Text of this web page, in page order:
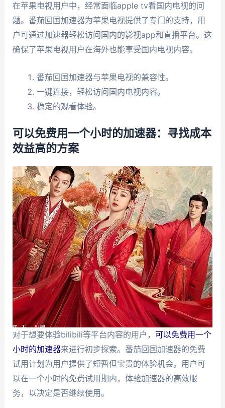
在苹果电视用户中，经常面临apple tv看国内电视的问
题。番茄回国加速器为苹果电视提供了专门的支持，用
户可通过加速器轻松访问国内的影视app和直播平台。这
确保了苹果电视用户在海外也能享受国内电视内容。
番茄回国加速器与苹果电视的兼容性。
一键连接，轻松访问国内电视内容。
稳定的观看体验。
可以免费用一个小时的加速器：寻找成本
效益高的方案
对于想要体验bilibili等平台内容的用户， 可以免费用一个
小时的加速器来进行初步探索。番茄回国加速器的免费
试用计划为用户提供了短暂但宝贵的体验机会。用户可
以在一个小时的免费试用期内，体验加速器的高效服
务，以决定是否继续使用。